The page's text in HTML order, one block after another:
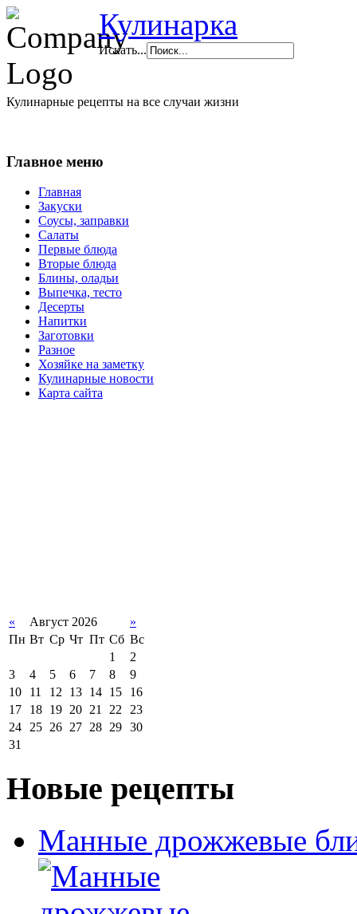
Кулинарка
Искать...
Кулинарные рецепты на все случаи жизни
Главное меню
Главная
Закуски
Соусы, заправки
Салаты
Первые блюда
Вторые блюда
Блины, оладьи
Выпечка, тесто
Десерты
Напитки
Заготовки
Разное
Хозяйке на заметку
Кулинарные новости
Карта сайта
« Август 2026
»
Пн Вт Ср Чт Пт Сб Вс
1
2
3
4 5 6 7 8
9
10
11 12 13 14 15
16
17
18 19 20 21 22 23
24 25 26 27 28 29 30
31
Новые рецепты
Манные дрожжевые